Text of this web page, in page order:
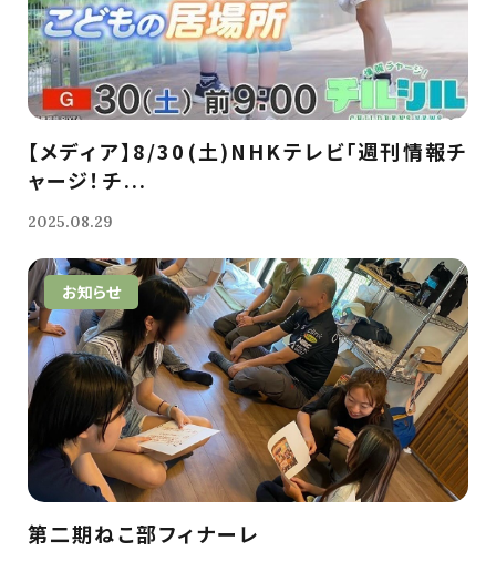
【メディア】8/30(土)NHKテレビ「週刊情報チ
ャージ！チ...
2025.08.29
お知らせ
第二期ねこ部フィナーレ